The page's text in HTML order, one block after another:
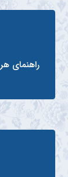
راهنمای